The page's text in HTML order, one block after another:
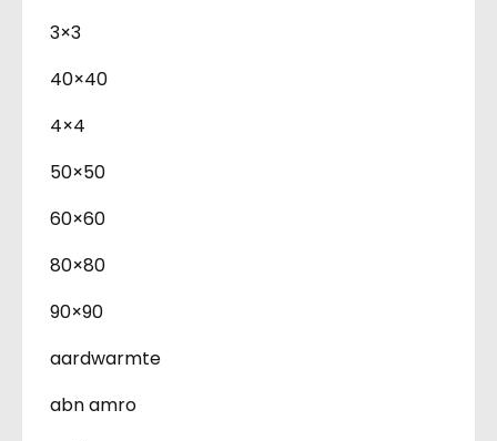
3×3
40×40
4×4
50×50
60×60
80×80
90×90
aardwarmte
abn amro